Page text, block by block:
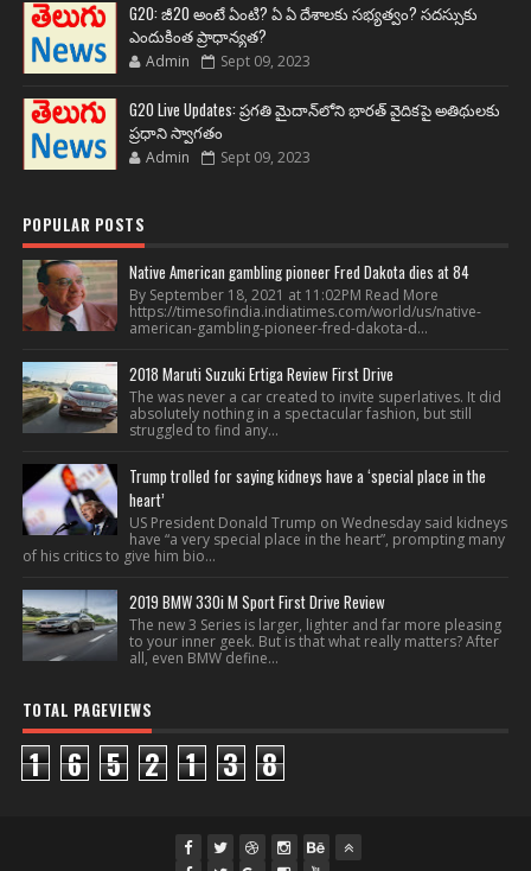
G20: జీ20 అంటే ఏంటి? ఏ ఏ దేశాలకు సభ్యత్వం? సదస్సుకు
ఎందుకింత ప్రాధాన్యత?
Admin Sept 09, 2023
G20 Live Updates: ప్రగతి మైదాన్‌లోని భారత్ వైదికపై అతిథులకు
ప్రధాని స్వాగతం
Admin Sept 09, 2023
POPULAR POSTS
Native American gambling pioneer Fred Dakota dies at 84
By September 18, 2021 at 11:02PM Read More
https://timesofindia.indiatimes.com/world/us/native-
american-gambling-pioneer-fred-dakota-d...
2018 Maruti Suzuki Ertiga Review First Drive
The was never a car created to invite superlatives. It did
absolutely nothing in a spectacular fashion, but still
struggled to find any...
Trump trolled for saying kidneys have a ‘special place in the
heart’
US President Donald Trump on Wednesday said kidneys
have “a very special place in the heart”, prompting many
of his critics to give him bio...
2019 BMW 330i M Sport First Drive Review
The new 3 Series is larger, lighter and far more pleasing
to your inner geek. But is that what really matters? After
all, even BMW define...
TOTAL PAGEVIEWS
1 6 5 2 1 3 8